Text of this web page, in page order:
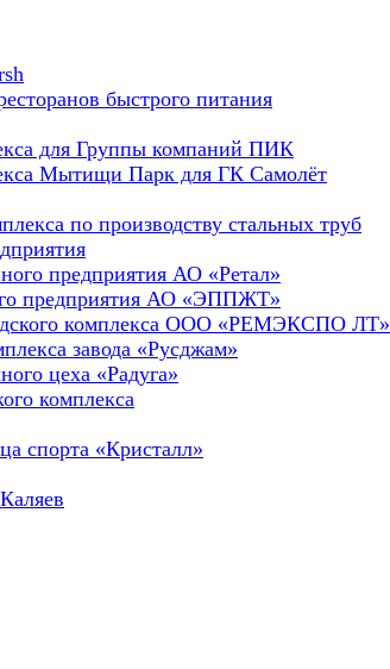
быстрого питания
для Группы компаний ПИК
Мытищи Парк для ГК Самолёт
по производству стальных труб
предприятия АО «Ретал»
предприятия АО «ЭППЖТ»
комплекса ООО «РЕМЭКСПО ЛТ»
завода «Русджам»
цеха «Радуга»
комплекса
спорта «Кристалл»